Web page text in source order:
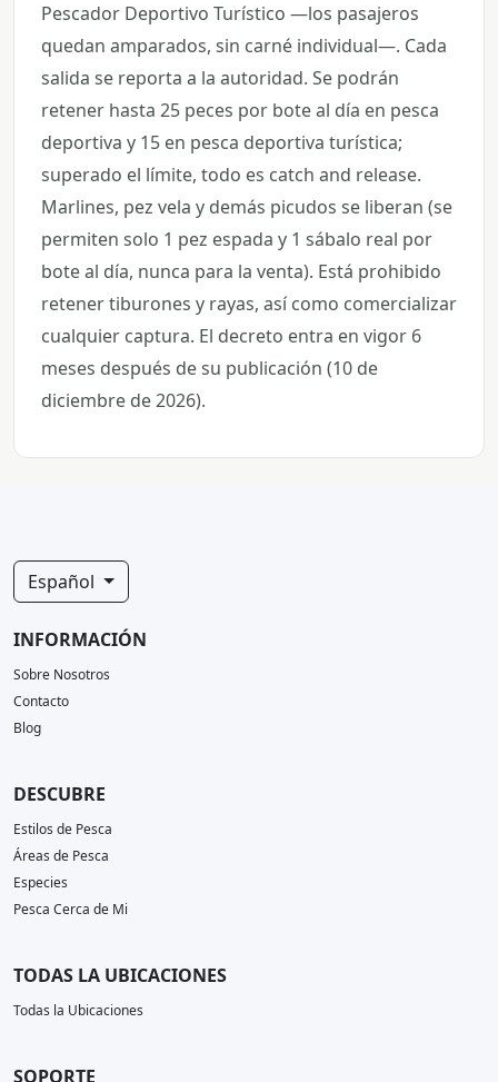
Pescador Deportivo Turístico —los pasajeros
quedan amparados, sin carné individual—. Cada
salida se reporta a la autoridad. Se podrán
retener hasta 25 peces por bote al día en pesca
deportiva y 15 en pesca deportiva turística;
superado el límite, todo es catch and release.
Marlines, pez vela y demás picudos se liberan (se
permiten solo 1 pez espada y 1 sábalo real por
bote al día, nunca para la venta). Está prohibido
retener tiburones y rayas, así como comercializar
cualquier captura. El decreto entra en vigor 6
meses después de su publicación (10 de
diciembre de 2026).
Español
INFORMACIÓN
Sobre Nosotros
Contacto
Blog
DESCUBRE
Estilos de Pesca
Áreas de Pesca
Especies
Pesca Cerca de Mi
TODAS LA UBICACIONES
Todas la Ubicaciones
SOPORTE